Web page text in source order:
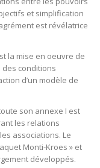
et simplification
est révélatrice
la mise en oeuvre de
conditions
d’un modèle de
son annexe I est
les relations
associations. Le
Monti-Kroes » et
développés.